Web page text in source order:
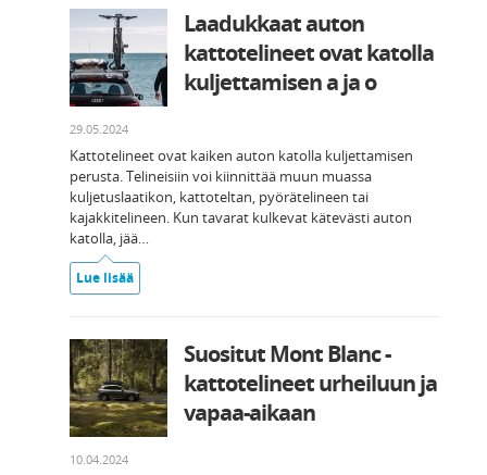
Laadukkaat auton
kattotelineet ovat katolla
kuljettamisen a ja o
29.05.2024
Kattotelineet ovat kaiken auton katolla kuljettamisen
perusta. Telineisiin voi kiinnittää muun muassa
kuljetuslaatikon, kattoteltan, pyörätelineen tai
kajakkitelineen. Kun tavarat kulkevat kätevästi auton
katolla, jää…
Lue lisää
Suositut Mont Blanc -
kattotelineet urheiluun ja
vapaa-aikaan
10.04.2024